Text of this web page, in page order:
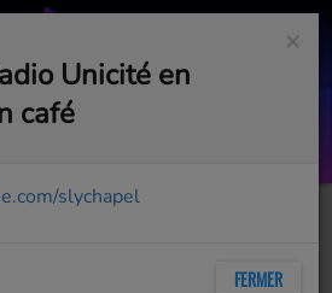
Ready For the Weekend (2) July 25
×
Unicité en
café
slychapel
FERMER